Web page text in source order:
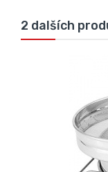
2 dalších